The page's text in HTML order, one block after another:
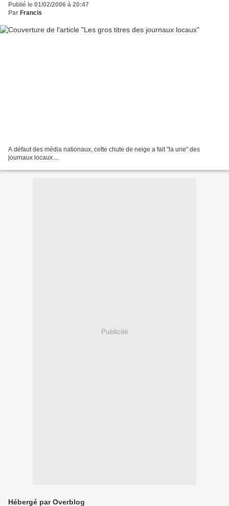
Publié le 01/02/2006 à 20:47
Par Francis
A défaut des média nationaux, cette chute de neige a fait "la une" des
journaux locaux....
Publicité
Hébergé par Overblog